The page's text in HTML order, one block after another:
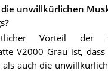
die unwillkürlichen
Vorteil der
V2000 Grau ist,
auch die